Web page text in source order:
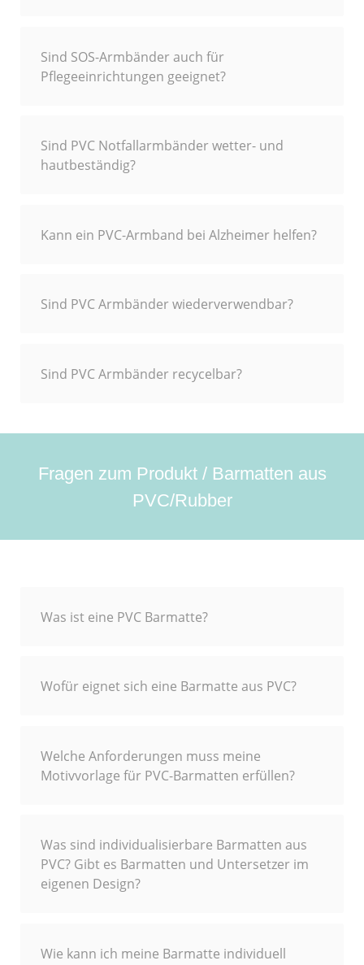
Sind SOS-Armbänder auch für
Pflegeeinrichtungen geeignet?
Sind PVC Notfallarmbänder wetter- und
hautbeständig?
Kann ein PVC-Armband bei Alzheimer helfen?
Sind PVC Armbänder wiederverwendbar?
Sind PVC Armbänder recycelbar?
Fragen zum Produkt / Barmatten aus
PVC/Rubber
Was ist eine PVC Barmatte?
Wofür eignet sich eine Barmatte aus PVC?
Welche Anforderungen muss meine
Motivvorlage für PVC-Barmatten erfüllen?
Was sind individualisierbare Barmatten aus
PVC? Gibt es Barmatten und Untersetzer im
eigenen Design?
Wie kann ich meine Barmatte individuell